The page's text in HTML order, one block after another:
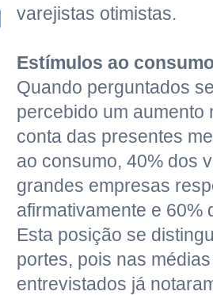
varejistas otimistas.
Estímulos ao
Quando perguntados
percebido um aumento
conta das presentes
ao consumo, 40% dos
grandes empresas
afirmativamente e 60%
Esta posição se
portes, pois nas
entrevistados já